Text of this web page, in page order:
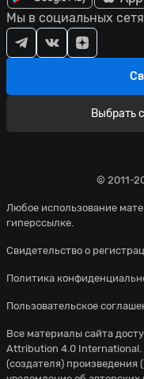
© 2011-
Любое использование
гиперссылке.
Свидетельство о
Политика
Пользовательское
Мы в социальных
Выбрать
Все материалы сайта
Attribution 4.0 International
(создателя) произведения